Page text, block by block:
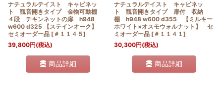
ナチュラルテイスト キャビネッ
ト 観音開きタイプ 金物可動棚
４段 チキンネットの扉 h948
w600 d325 【ステインオーク】
セミオーダー品 [ ＃１１４５]
39,800円(税込)
商品詳細
ナチュラルテイスト キャビネッ
ト 観音開きタイプ 扉付 収納
棚 h948 w600 d355 【ミルキー
ホワイト×オスモウォルナット】 セ
ミオーダー品 [ ＃１１４１]
30,300円(税込)
商品詳細